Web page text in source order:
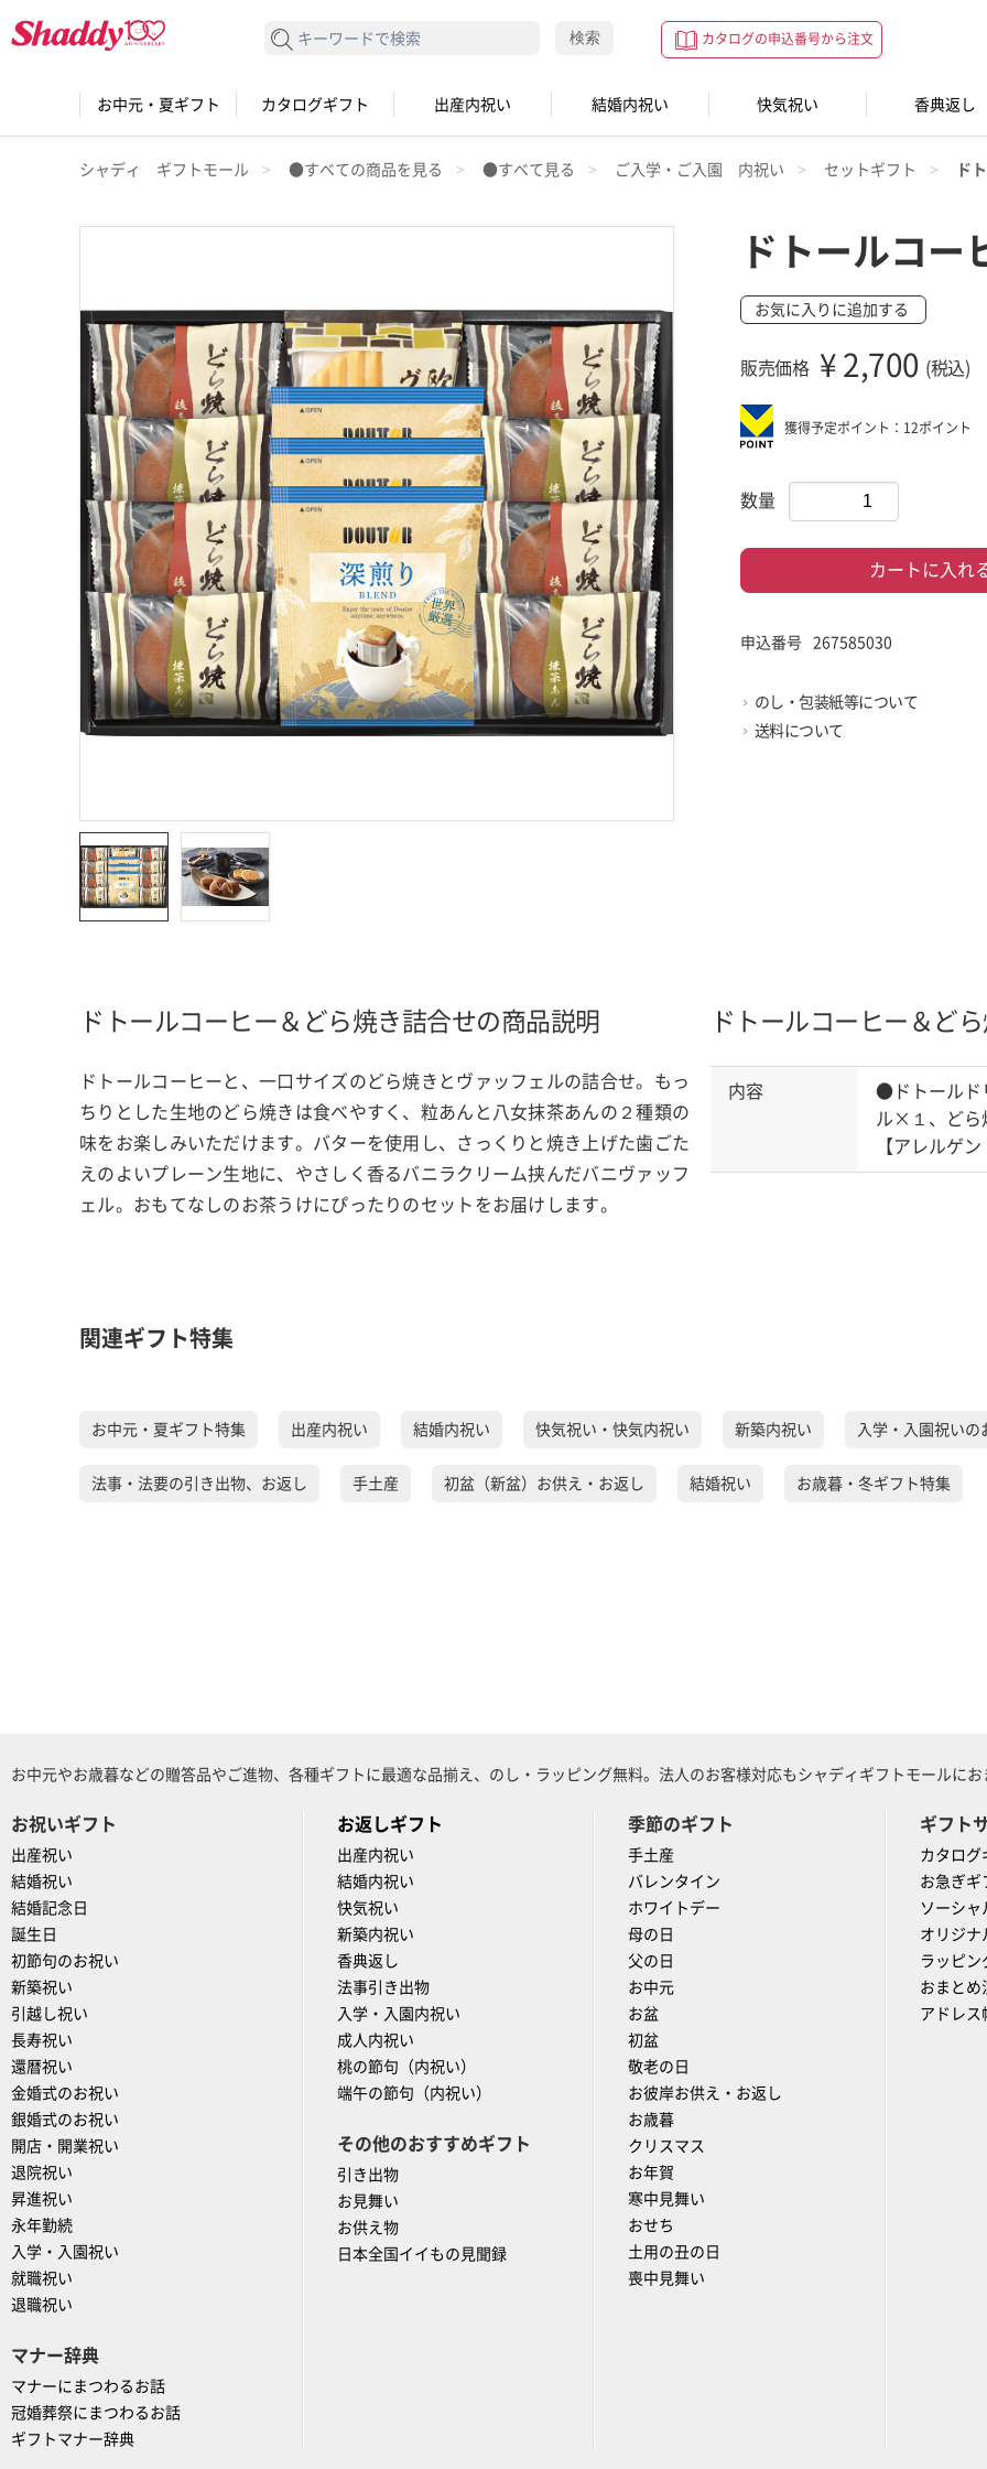
カタログの申込番号から注文
検索する 検索
お中元・夏ギフト カタログギフト 出産内祝い 結婚内祝い 快気祝い 香典返し
シャディ ギフトモール ●すべての商品を見る ●すべて見る ご入学・ご入園 内祝い セットギフト ド
ドトールコー
お気に入りに追加する
販売価格 ¥ 2,700 (税込)
獲得予定ポイント：12ポイント
数量
カートに入れ
申込番号 267585030
のし・包装紙等について
送料について
ドトールコーヒー＆どら焼き詰合せの商品説明
ドトールコーヒーと、一口サイズのどら焼きとヴァッフェルの詰合せ。もっ
ちりとした生地のどら焼きは食べやすく、粒あんと八女抹茶あんの２種類の
味をお楽しみいただけます。バターを使用し、さっくりと焼き上げた歯ごた
えのよいプレーン生地に、やさしく香るバニラクリーム挟んだバニヴァッフ
ェル。おもてなしのお茶うけにぴったりのセットをお届けします。
ドトールコーヒー＆ど
内容
●ドトールド
ル×１、ど
【アレルゲ
関連ギフト特集
お中元・夏ギフト特集 出産内祝い 結婚内祝い 快気祝い・快気内祝い 新築内祝い 入学・入園祝いの
法事・法要の引き出物、お返し 手土産 初盆（新盆）お供え・お返し 結婚祝い お歳暮・冬ギフト特集
お中元やお歳暮などの贈答品やご進物、各種ギフトに最適な品揃え、のし・ラッピング無料。法人のお客様対応もシャディギフトモールに
お祝いギフト
出産祝い
結婚祝い
結婚記念日
誕生日
初節句のお祝い
新築祝い
引越し祝い
長寿祝い
還暦祝い
金婚式のお祝い
銀婚式のお祝い
開店・開業祝い
退院祝い
昇進祝い
永年勤続
入学・入園祝い
就職祝い
退職祝い
マナー辞典
マナーにまつわるお話
冠婚葬祭にまつわるお話
ギフトマナー辞典
お返しギフト
出産内祝い
結婚内祝い
快気祝い
新築内祝い
香典返し
法事引き出物
入学・入園内祝い
成人内祝い
桃の節句（内祝い）
端午の節句（内祝い）
その他のおすすめギフト
引き出物
お見舞い
お供え物
日本全国イイもの見聞録
季節のギフト
手土産
バレンタイン
ホワイトデー
母の日
父の日
お中元
お盆
初盆
敬老の日
お彼岸お供え・お返し
お歳暮
クリスマス
お年賀
寒中見舞い
おせち
土用の丑の日
喪中見舞い
ギフト
カタログ
お急ぎギ
ソーシャ
オリジナ
ラッピン
おまとめ
アドレス